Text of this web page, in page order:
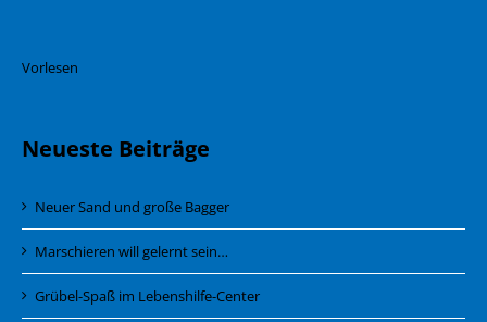
Vorlesen
Neueste Beiträge
Neuer Sand und große Bagger
Marschieren will gelernt sein…
Grübel-Spaß im Lebenshilfe-Center